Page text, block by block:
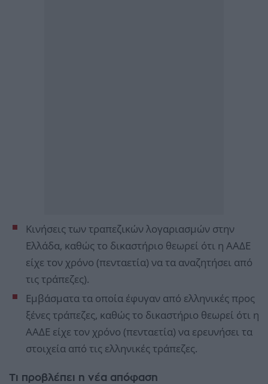
Κινήσεις των τραπεζικών λογαριασμών στην
Ελλάδα, καθώς το δικαστήριο θεωρεί ότι η ΑΑΔΕ
είχε τον χρόνο (πενταετία) να τα αναζητήσει από
τις τράπεζες).
Εμβάσματα τα οποία έφυγαν από ελληνικές προς
ξένες τράπεζες, καθώς το δικαστήριο θεωρεί ότι η
ΑΑΔΕ είχε τον χρόνο (πενταετία) να ερευνήσει τα
στοιχεία από τις ελληνικές τράπεζες.
Τι προβλέπει η νέα απόφαση